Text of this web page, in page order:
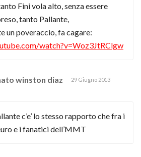
Fini vola alto, senza essere
tanto Pallante,
un poveraccio, fa cagare:
watch?v=Woz3JtRClgw
winston diaz 29 Giugno 2013
c’e’ lo stesso rapporto che fra i
e i fanatici dell’MMT